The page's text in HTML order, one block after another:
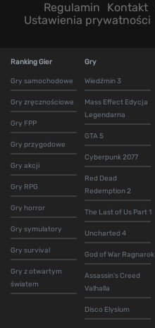
Regulamin Kontakt
Ustawienia prywatności
Ranking Gier
Gry samochodowe
Gry zręcznościowe
Gry FPP
Gry przygodowe
Gry akcji
Gry RPG
Gry horror
Gry symulatory
Gry survival
Gry z otwartym
światem
Gry
Wiedźmin 3
Mass Effect Edycja
Legendarna
GTA 5
Cyberpunk 2077
Red Dead
Redemption 2
The Last of Us Part 1
Uncharted 4
God of War Ragnarok
Assassin's Creed
Valhalla
Disco Elysium